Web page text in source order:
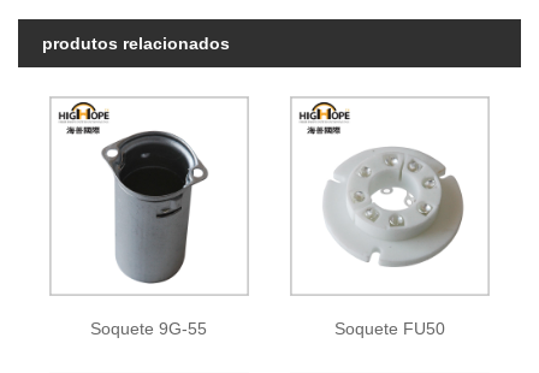
produtos relacionados
Soquete 9G-55 Soquete FU50